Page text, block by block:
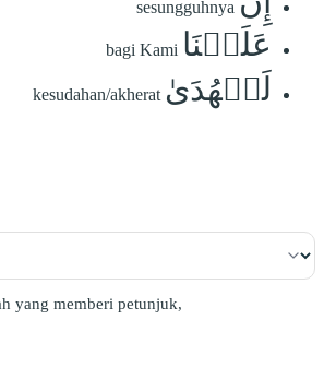
sesungguhnya
عَلَيۡنَا bagi Kami
لَلۡهُدَىٰ kesudahan/akherat
yang memberi petunjuk,